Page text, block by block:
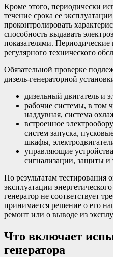
Кроме этого, периодически
течение срока ее
проконтролировать
способность выдавать
показателями.
регулярного технического
Обязательной проверке
дизель-генераторной
дизельный двигатель и
рабочие системы, в том
наддувная, система
встроенное
систем запуска,
шкафы,
управляющие
сигнализации, защиты и
По результатам тестирования
эксплуатации
генератор не соответствует
принимается решение о его
ремонт или о выводе из
Что включает
генератора